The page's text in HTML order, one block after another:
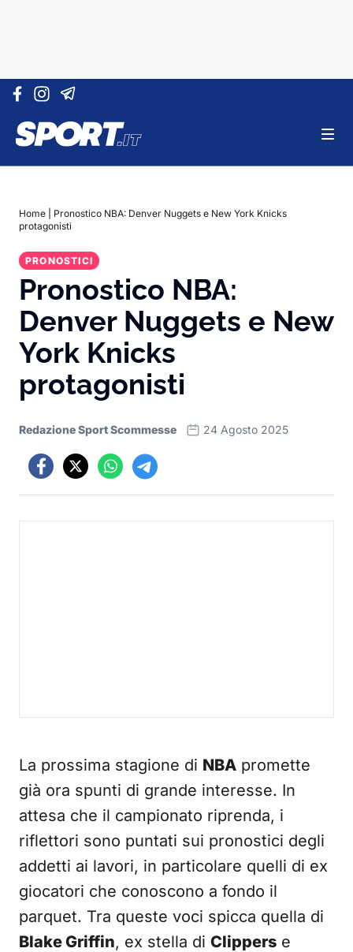
Vai al contenuto
Home
Pronostico NBA: Denver Nuggets e New York Knicks
protagonisti
PRONOSTICI
Pronostico NBA:
Denver Nuggets e New
York Knicks
protagonisti
Redazione Sport Scommesse 24 Agosto 2025
La prossima stagione di NBA promette
già ora spunti di grande interesse. In
attesa che il campionato riprenda, i
riflettori sono puntati sui pronostici degli
addetti ai lavori, in particolare quelli di ex
giocatori che conoscono a fondo il
parquet. Tra queste voci spicca quella di
Blake Griffin, ex stella di Clippers e